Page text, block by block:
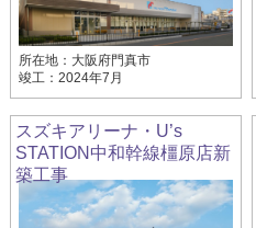
所在地：大阪府門真市
竣工：2024年7月
スズキアリーナ・U’s
STATION中和幹線橿原店新
築工事